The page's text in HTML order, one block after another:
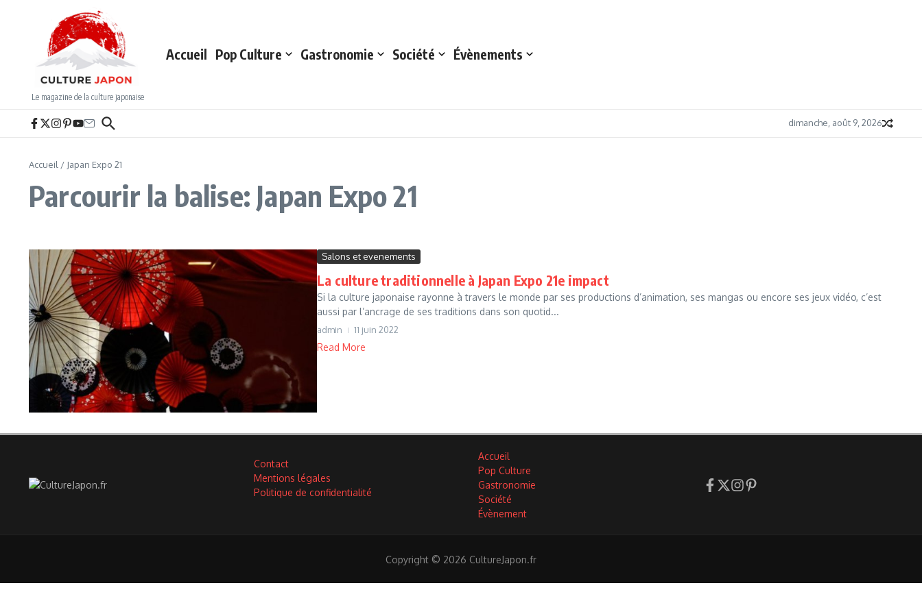
Le magazine de la culture japonaise
Accueil Pop Culture Gastronomie Société Évènements
dimanche, août 9, 2026
Accueil / Japan Expo 21
Parcourir la balise: Japan Expo 21
Salons et evenements
La culture traditionnelle à Japan Expo 21e impact
Si la culture japonaise rayonne à travers le monde par ses productions d’animation, ses mangas ou encore ses jeux vidéo, c’est
aussi par l’ancrage de ses traditions dans son quotid...
admin 11 juin 2022
Read More
Contact
Mentions légales
Politique de confidentialité
Accueil
Pop Culture
Gastronomie
Société
Évènement